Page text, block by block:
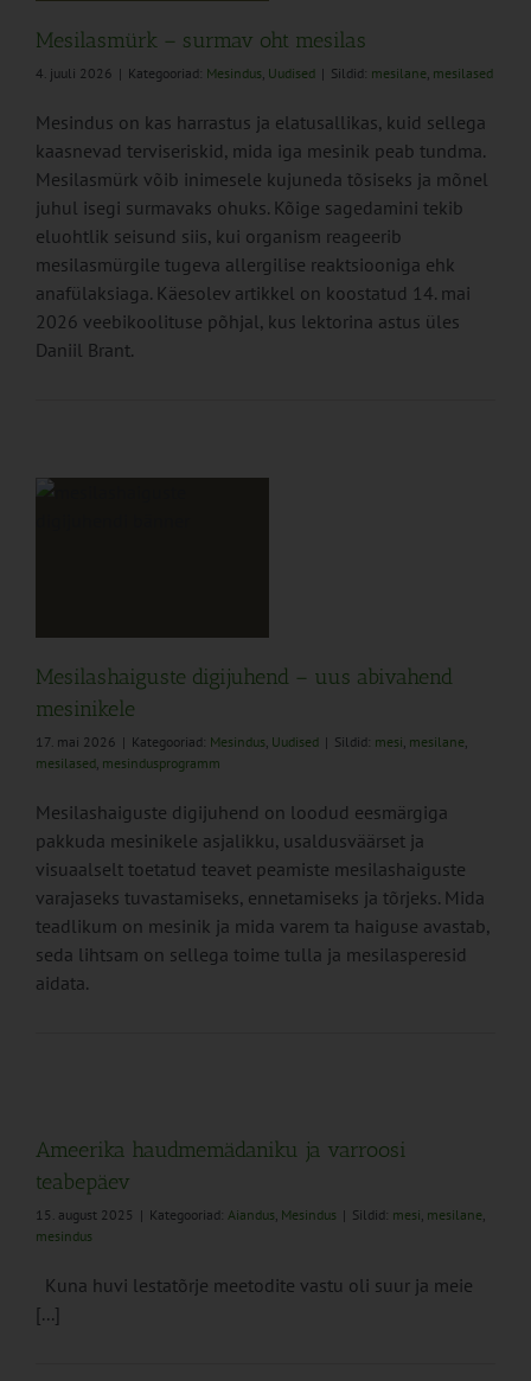
Mesilasmürk – surmav oht mesilas
4. juuli 2026 | Kategooriad: Mesindus, Uudised | Sildid: mesilane, mesilased
Mesindus on kas harrastus ja elatusallikas, kuid sellega
kaasnevad terviseriskid, mida iga mesinik peab tundma.
Mesilasmürk võib inimesele kujuneda tõsiseks ja mõnel
juhul isegi surmavaks ohuks. Kõige sagedamini tekib
eluohtlik seisund siis, kui organism reageerib
mesilasmürgile tugeva allergilise reaktsiooniga ehk
anafülaksiaga. Käesolev artikkel on koostatud 14. mai
2026 veebikoolituse põhjal, kus lektorina astus üles
Daniil Brant.
Mesilashaiguste digijuhend – uus abivahend
mesinikele
17. mai 2026 | Kategooriad: Mesindus, Uudised | Sildid: mesi, mesilane,
mesilased, mesindusprogramm
Mesilashaiguste digijuhend on loodud eesmärgiga
pakkuda mesinikele asjalikku, usaldusväärset ja
visuaalselt toetatud teavet peamiste mesilashaiguste
varajaseks tuvastamiseks, ennetamiseks ja tõrjeks. Mida
teadlikum on mesinik ja mida varem ta haiguse avastab,
seda lihtsam on sellega toime tulla ja mesilasperesid
aidata.
Ameerika haudmemädaniku ja varroosi
teabepäev
15. august 2025 | Kategooriad: Aiandus, Mesindus | Sildid: mesi, mesilane,
mesindus
Kuna huvi lestatõrje meetodite vastu oli suur ja meie
[...]